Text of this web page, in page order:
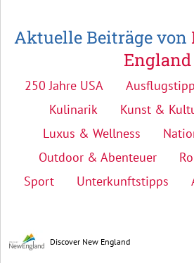
Aktuelle Beiträge von
England
250 Jahre USA
Kulinarik
Kunst &
Luxus & Wellness
Outdoor & Abenteuer
Sport
Unterkunftstipps
Discover New England